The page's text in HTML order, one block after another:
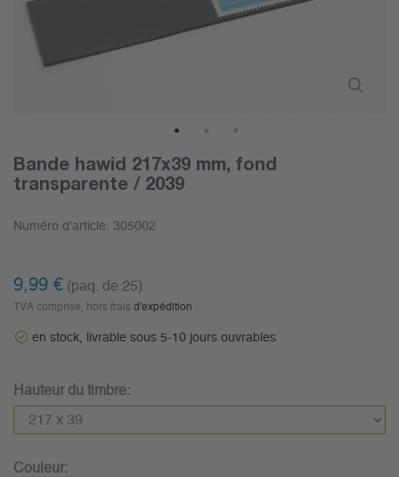
Bande hawid 217x39 mm, fond
transparente / 2039
Numéro d'article: 305002
9,99 € (paq. de 25)
TVA comprise, hors frais d'expédition
en stock, livrable sous 5-10 jours ouvrables
Hauteur du timbre:
Couleur: